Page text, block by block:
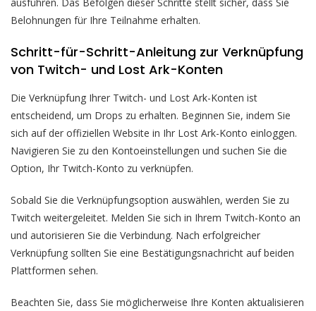
Belohnungen für Ihre Teilnahme erhalten.
Schritt-für-Schritt-Anleitung zur Verknüpfung
von Twitch- und Lost Ark-Konten
Die Verknüpfung Ihrer Twitch- und Lost Ark-Konten ist
entscheidend, um Drops zu erhalten. Beginnen Sie, indem Sie
sich auf der offiziellen Website in Ihr Lost Ark-Konto einloggen.
Navigieren Sie zu den Kontoeinstellungen und suchen Sie die
Option, Ihr Twitch-Konto zu verknüpfen.
Sobald Sie die Verknüpfungsoption auswählen, werden Sie zu
Twitch weitergeleitet. Melden Sie sich in Ihrem Twitch-Konto an
und autorisieren Sie die Verbindung. Nach erfolgreicher
Verknüpfung sollten Sie eine Bestätigungsnachricht auf beiden
Plattformen sehen.
Beachten Sie, dass Sie möglicherweise Ihre Konten aktualisieren